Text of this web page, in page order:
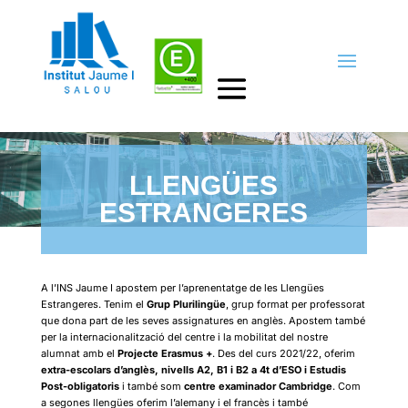
LLENGÜES
ESTRANGERES
A l’INS Jaume I apostem per l’aprenentatge de les Llengües
Estrangeres. Tenim el Grup Plurilingüe , grup format per professorat
que dona part de les seves assignatures en anglès. Apostem també
per la internacionalització del centre i la mobilitat del nostre
alumnat amb el Projecte Erasmus +. Des del curs 2021/22, oferim
extra-escolars d’anglès, nivells A2, B1 i B2 a 4t d’ESO i Estudis
Post-obligatorisi també som centre examinador Cambridge. Com
a segones llengües oferim l’alemany i el francès i també